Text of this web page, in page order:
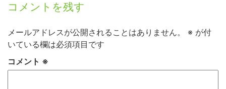
コメントを残す
メールアドレスが公開されることはありません。 ※ が付
いている欄は必須項目です
コメント ※